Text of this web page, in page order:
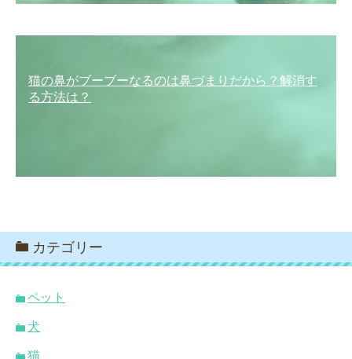
猫の鼻がブーブーなるのは鼻づまりだから？解消す
る方法は？
カテゴリー
ペット
犬
猫